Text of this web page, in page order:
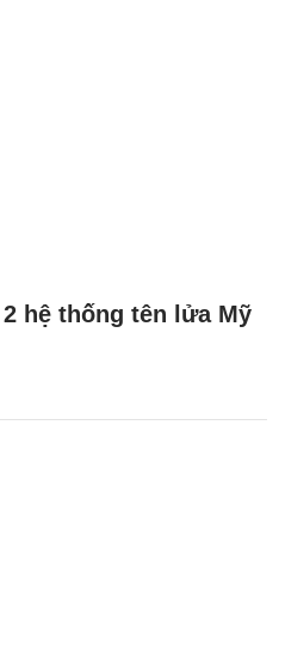
hệ thống tên lửa Mỹ